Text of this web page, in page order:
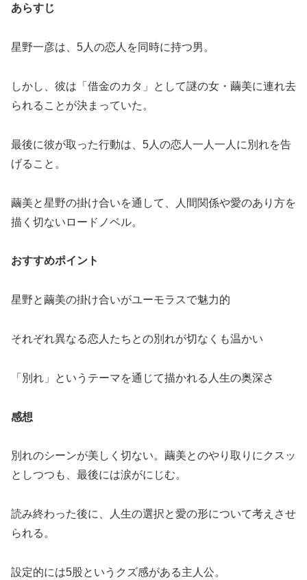
あらすじ
星野一彦は、5人の恋人を同時に持つ男。
しかし、彼は「借金のカタ」として謎の女・繭美に連れ去
られることが決まっていた。
最後に彼が取った行動は、5人の恋人一人一人に別れを告
げること。
繭美と星野の掛け合いを通して、人間関係や愛のあり方を
描く切ないロードノベル。
おすすめポイント
星野と繭美の掛け合いがユーモラスで魅力的
それぞれ異なる恋人たちとの別れが切なくも温かい
「別れ」というテーマを通じて描かれる人生の奥深さ
感想
別れのシーンが美しく切ない。繭美とのやり取りにクスッ
としつつも、最後には涙がにじむ。
読み終わった後に、人生の選択と愛の形について考えさせ
られる。
設定的には5股というクズ感がある主人公。